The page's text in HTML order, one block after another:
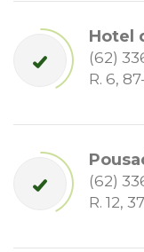
Hotel
(62)
R. 6,
(62)
R. 12,